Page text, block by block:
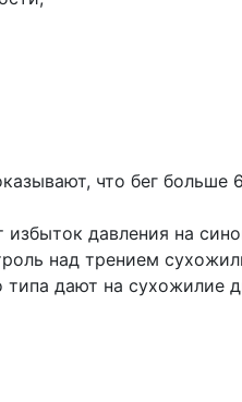
что бег больше
давления на
над трением
типа дают на сухожилие